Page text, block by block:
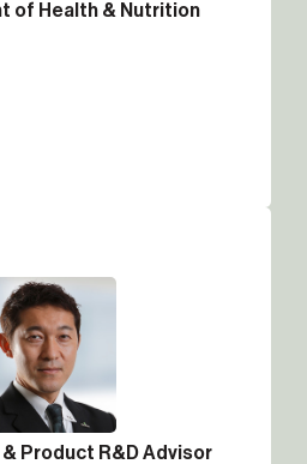
of Health & Nutrition
& Product R&D Advisor